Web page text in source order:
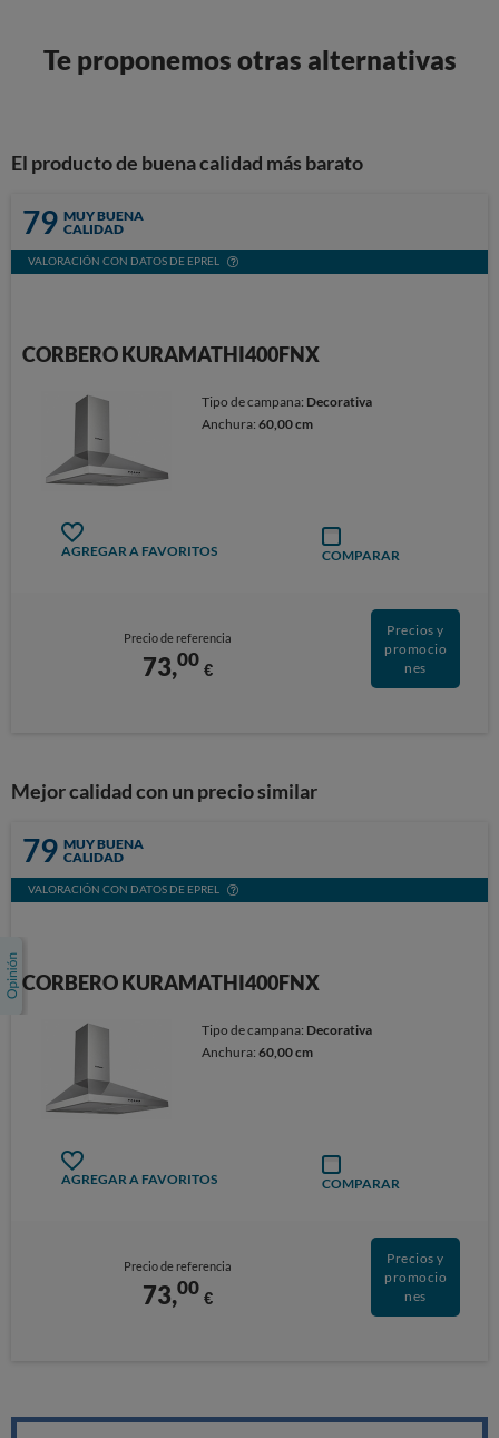
Te proponemos otras alternativas
El producto de buena calidad más barato
79 MUY BUENA
CALIDAD
VALORACIÓN CON DATOS DE EPREL
CORBERO KURAMATHI400FNX
Tipo de campana: Decorativa
Anchura:60,00 cm
AGREGAR A FAVORITOS COMPARAR
Precio de referencia
73,00 €
Precios y
promocio
nes
Mejor calidad con un precio similar
79 MUY BUENA
CALIDAD
VALORACIÓN CON DATOS DE EPREL
CORBERO KURAMATHI400FNX
Tipo de campana: Decorativa
Anchura:60,00 cm
AGREGAR A FAVORITOS COMPARAR
Precio de referencia
73,00 €
Precios y
promocio
nes